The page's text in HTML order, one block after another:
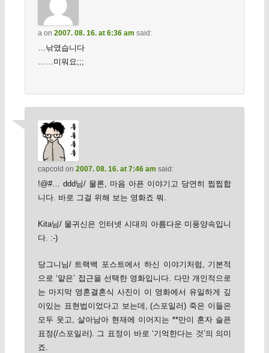
a on 2007. 08. 16. at 6:36 am said:
…낚였습니다
……미워요;;;
capcold on 2007. 08. 16. at 7:46 am said:
!@#… ddd님/ 물론, 마음 아픈 이야기고 당연히 찝찝합
니다. 바로 그걸 위해 보는 영화죠 뭐.
Kita님/ 물귀신은 인터넷 시대의 아름다운 미풍양속입니
다. :-)
당그니님/ 트랙백 포스트에서 하신 이야기처럼, 기본적
으로 ‘얕은’ 접근을 선택한 영화입니다. 다만 개인적으로
는 마지막 영혼결혼식 사진이 이 영화에서 유일하게 깊
이있는 표현법이었다고 보는데, (스포일러) 죽은 이들은
모두 웃고, 살아남아 현재에 이어지는 **만이 혼자 슬픈
표정(/스포일러). 그 표정이 바로 ‘기억한다는 것’의 의미
죠.